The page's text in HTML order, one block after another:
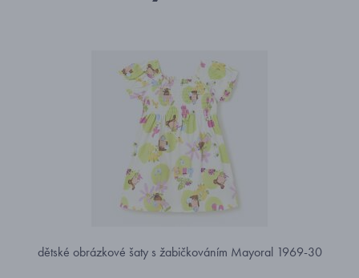
dětské obrázkové šaty s žabičkováním Mayoral 1969-30